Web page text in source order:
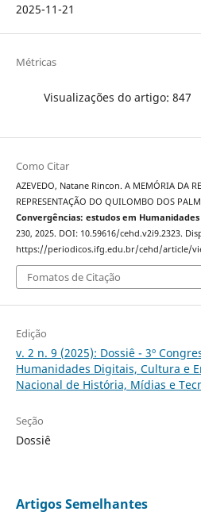
2025-11-21
Métricas
Visualizações do artigo: 847
Como Citar
AZEVEDO, Natane Rincon. A MEMÓRIA DA
REPRESENTAÇÃO DO QUILOMBO DOS
Convergências: estudos em
230, 2025. DOI: 10.59616/cehd.v2i9.2323.
https://periodicos.ifg.edu.br/cehd/article/
Fomatos de Citação
Edição
v. 2 n. 9 (2025): Dossiê - 3º
Humanidades Digitais, Cultura e
Nacional de História, Mídias e
Seção
Dossiê
Artigos Semelhantes